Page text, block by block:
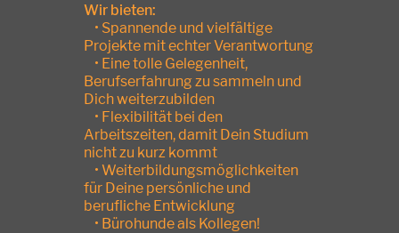
Wir bieten:
• Spannende und vielfältige
Projekte mit echter Verantwortung
• Eine tolle Gelegenheit,
Berufserfahrung zu sammeln und
Dich weiterzubilden
• Flexibilität bei den
Arbeitszeiten, damit Dein Studium
nicht zu kurz kommt
• Weiterbildungsmöglichkeiten
für Deine persönliche und
berufliche Entwicklung
• Bürohunde als Kollegen!